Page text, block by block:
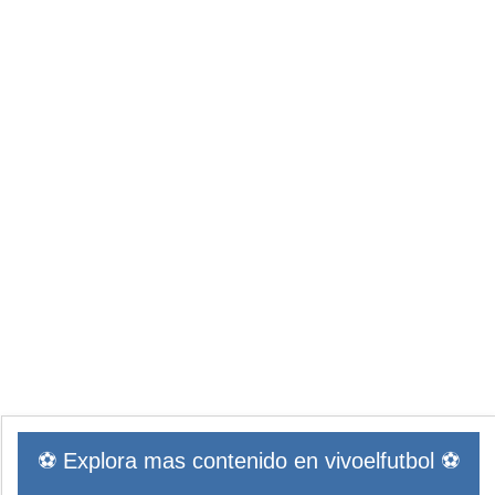
⚽ Explora mas contenido en vivoelfutbol ⚽